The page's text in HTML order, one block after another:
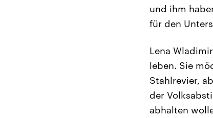
und ihm
für den
Lena
leben. Sie
Stahlrevier,
der
abhalten